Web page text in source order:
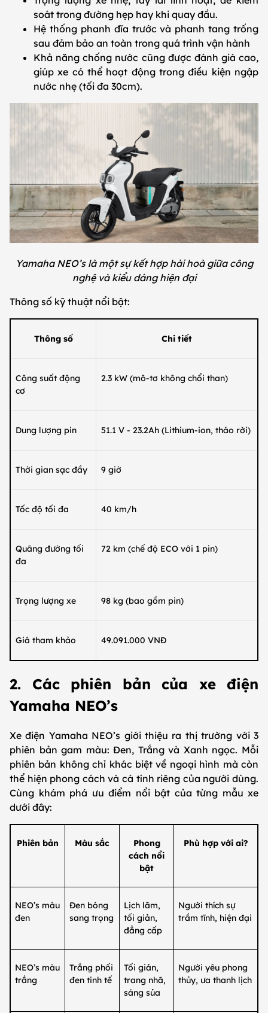
soát trong đường hẹp hay khi quay đầu.
Hệ thống phanh đĩa trước và phanh tang trống
sau đảm bảo an toàn trong quá trình vận hành
Khả năng chống nước cũng được đánh giá cao,
giúp xe có thể hoạt động trong điều kiện ngập
nước nhẹ (tối đa 30cm).
Yamaha NEO’s là một sự kết hợp hài hoà giữa công
nghệ và kiểu dáng hiện đại
Thông số kỹ thuật nổi bật:
Thông số Chi tiết
Công suất động
cơ
2.3 kW (mô-tơ không chổi than)
Dung lượng pin 51.1 V - 23.2Ah (Lithium-ion, tháo rời)
Thời gian sạc đầy 9 giờ
Tốc độ tối đa 40 km/h
Quãng đường tối
đa
72 km (chế độ ECO với 1 pin)
Trọng lượng xe 98 kg (bao gồm pin)
Giá tham khảo 49.091.000 VNĐ
2. Các phiên bản của xe điện
Yamaha NEO’s
Xe điện Yamaha NEO’s giới thiệu ra thị trường với 3
phiên bản gam màu: Đen, Trắng và Xanh ngọc. Mỗi
phiên bản không chỉ khác biệt về ngoại hình mà còn
thể hiện phong cách và cá tính riêng của người dùng.
Cùng khám phá ưu điểm nổi bật của từng mẫu xe
dưới đây:
Phiên bản Màu sắc
Phong
cách nổi
bật
Phù hợp với ai?
NEO’s màu
đen
Đen bóng
sang trọng
Lịch lãm,
tối giản,
đẳng cấp
Người thích sự
trầm tĩnh, hiện đại
NEO’s màu
trắng
Trắng phối
đen tinh tế
Tối giản,
trang nhã,
sáng sủa
Người yêu phong
thủy, ưa thanh lịch